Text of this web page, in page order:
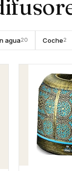
agua20 Coche2